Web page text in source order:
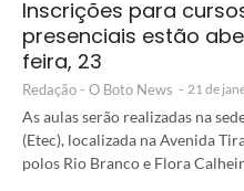
Inscrições para
presenciais estão
feira, 23
Redação - O Boto News - 21 de
As aulas serão realizadas na
(Etec), localizada na Avenida
polos Rio Branco e Flora